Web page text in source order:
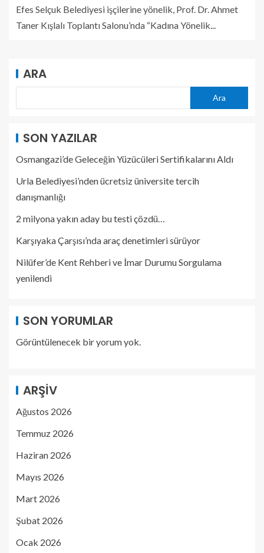
Efes Selçuk Belediyesi işçilerine yönelik, Prof. Dr. Ahmet
Taner Kışlalı Toplantı Salonu’nda “Kadına Yönelik...
ARA
Ara
SON YAZILAR
Osmangazi’de Geleceğin Yüzücüleri Sertifikalarını Aldı
Urla Belediyesi’nden ücretsiz üniversite tercih
danışmanlığı
2 milyona yakın aday bu testi çözdü…
Karşıyaka Çarşısı’nda araç denetimleri sürüyor
Nilüfer’de Kent Rehberi ve İmar Durumu Sorgulama
yenilendi
SON YORUMLAR
Görüntülenecek bir yorum yok.
ARŞIV
Ağustos 2026
Temmuz 2026
Haziran 2026
Mayıs 2026
Mart 2026
Şubat 2026
Ocak 2026